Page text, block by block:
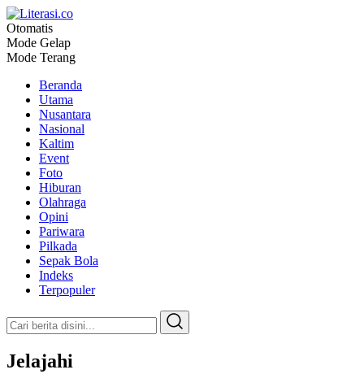
Literasi.co
Pilar Informasi
Otomatis
Mode Gelap
Mode Terang
Beranda
Utama
Nusantara
Nasional
Kaltim
Event
Foto
Hiburan
Olahraga
Opini
Pariwara
Pilkada
Sepak Bola
Indeks
Terpopuler
Jelajahi